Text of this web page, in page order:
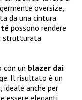
oversize,
da una cintura
possono rendere
strutturata
con un blazer dai
Il risultato è un
anche per
essere eleganti